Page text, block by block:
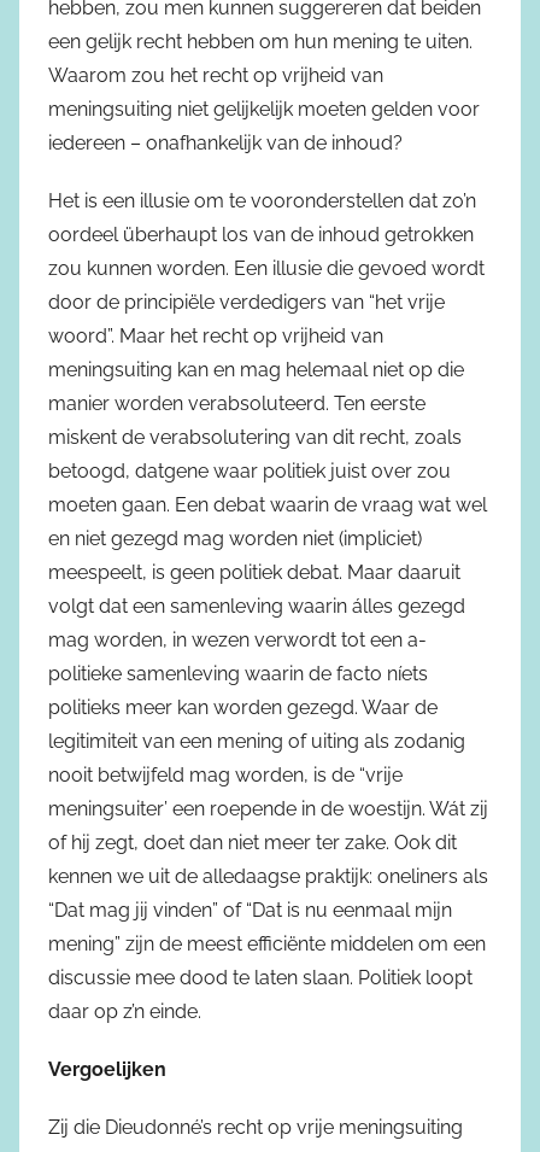
hebben, zou men kunnen suggereren dat beiden
een gelijk recht hebben om hun mening te uiten.
Waarom zou het recht op vrijheid van
meningsuiting niet gelijkelijk moeten gelden voor
iedereen – onafhankelijk van de inhoud?
Het is een illusie om te vooronderstellen dat zo’n
oordeel überhaupt los van de inhoud getrokken
zou kunnen worden. Een illusie die gevoed wordt
door de principiële verdedigers van “het vrije
woord”. Maar het recht op vrijheid van
meningsuiting kan en mag helemaal niet op die
manier worden verabsoluteerd. Ten eerste
miskent de verabsolutering van dit recht, zoals
betoogd, datgene waar politiek juist over zou
moeten gaan. Een debat waarin de vraag wat wel
en niet gezegd mag worden niet (impliciet)
meespeelt, is geen politiek debat. Maar daaruit
volgt dat een samenleving waarin álles gezegd
mag worden, in wezen verwordt tot een a-
politieke samenleving waarin de facto níets
politieks meer kan worden gezegd. Waar de
legitimiteit van een mening of uiting als zodanig
nooit betwijfeld mag worden, is de “vrije
meningsuiter’ een roepende in de woestijn. Wát zij
of hij zegt, doet dan niet meer ter zake. Ook dit
kennen we uit de alledaagse praktijk: oneliners als
“Dat mag jij vinden” of “Dat is nu eenmaal mijn
mening” zijn de meest efficiënte middelen om een
discussie mee dood te laten slaan. Politiek loopt
daar op z’n einde.
Vergoelijken
Zij die Dieudonné’s recht op vrije meningsuiting